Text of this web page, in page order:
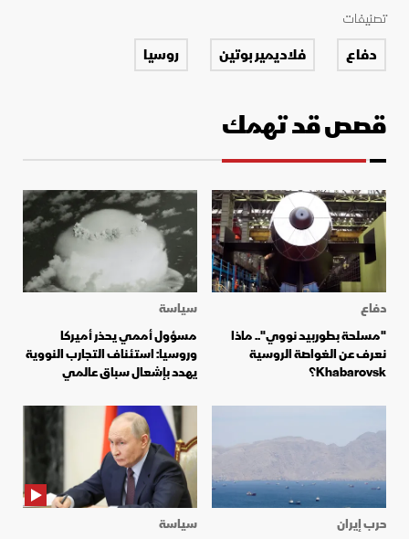
تصنيفات
دفاع فلاديمير بوتين روسيا
قصص قد تهمك
دفاع
"مسلحة بطوربيد نووي".. ماذا
نعرف عن الغواصة الروسية
Khabarovsk؟
سياسة
مسؤول أممي يحذر أميركا
وروسيا: استئناف التجارب النووية
يهدد بإشعال سباق عالمي
حرب إيران
سياسة